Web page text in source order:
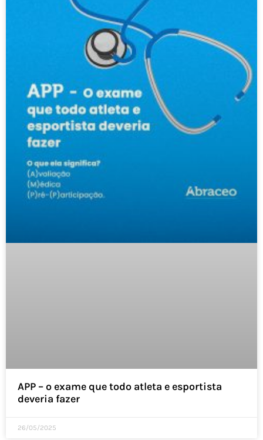
APP – o exame que todo atleta e esportista
deveria fazer
26/05/2025